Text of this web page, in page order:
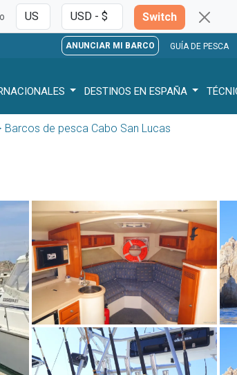
Switch
ANUNCIAR MI BARCO GUÍA DE PESCA
DESTINOS EN ESPAÑA
Barcos de pesca Cabo San Lucas